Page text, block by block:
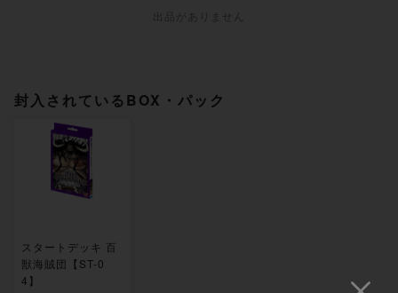
封入されているBOX・パック
スタートデッキ 百
獣海賊団【ST-0
4】